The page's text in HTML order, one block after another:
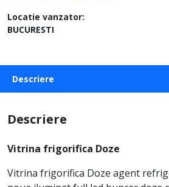
Locatie vanzator:
BUCURESTI
Descriere
Descriere
Vitrina frigorifica Doze
Vitrina frigorifica Doze agent